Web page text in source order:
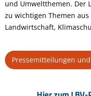
und Umweltthemen. Der
zu wichtigen Themen
Landwirtschaft,
Pressemitteilungen und